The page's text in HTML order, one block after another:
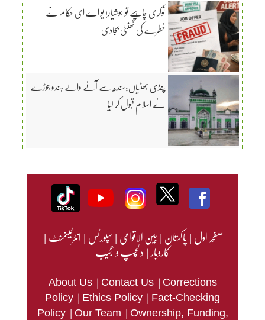
نوکری چاہیے تو ہوشیار! یو اے ای حکام نے
خطرے کی گھنٹی بجادی
پنڈی بھٹیاں:سندھ سے آنے والے ہندو جوڑے
نے اسلام قبول کر لیا
صفحہ اول|پاکستان|بین الاقوامی|سپورٹس|انٹرٹینمنٹ|
کاروبار|دلچسپ و عجیب
About Us | Contact Us | Corrections
Policy | Ethics Policy | Fact-Checking
Policy | Our Team | Ownership, Funding,